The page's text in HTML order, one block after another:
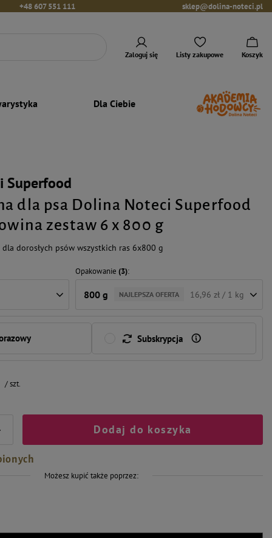
+48 607 551 111 sklep@dolina-noteci.pl
Zaloguj się Listy zakupowe Koszyk
Dla Ciebie
Superfood
dla psa Dolina Noteci Superfood
zestaw 6 x 800 g
dorosłych psów wszystkich ras 6x800 g
Opakowanie (3)
800 g NAJLEPSZA OFERTA 16,96 zł / 1 kg
Subskrypcja
/szt.
Dodaj do koszyka
Możesz kupić także poprzez: